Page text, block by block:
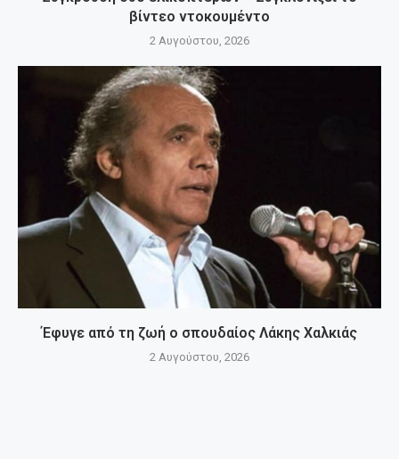
βίντεο ντοκουμέντο
2 Αυγούστου, 2026
Έφυγε από τη ζωή ο σπουδαίος Λάκης Χαλκιάς
2 Αυγούστου, 2026